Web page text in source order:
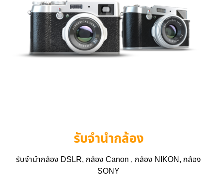
รับจำนำกล้อง
รับจำนำกล้อง DSLR, กล้อง Canon , กล้อง NIKON, กล้อง
SONY